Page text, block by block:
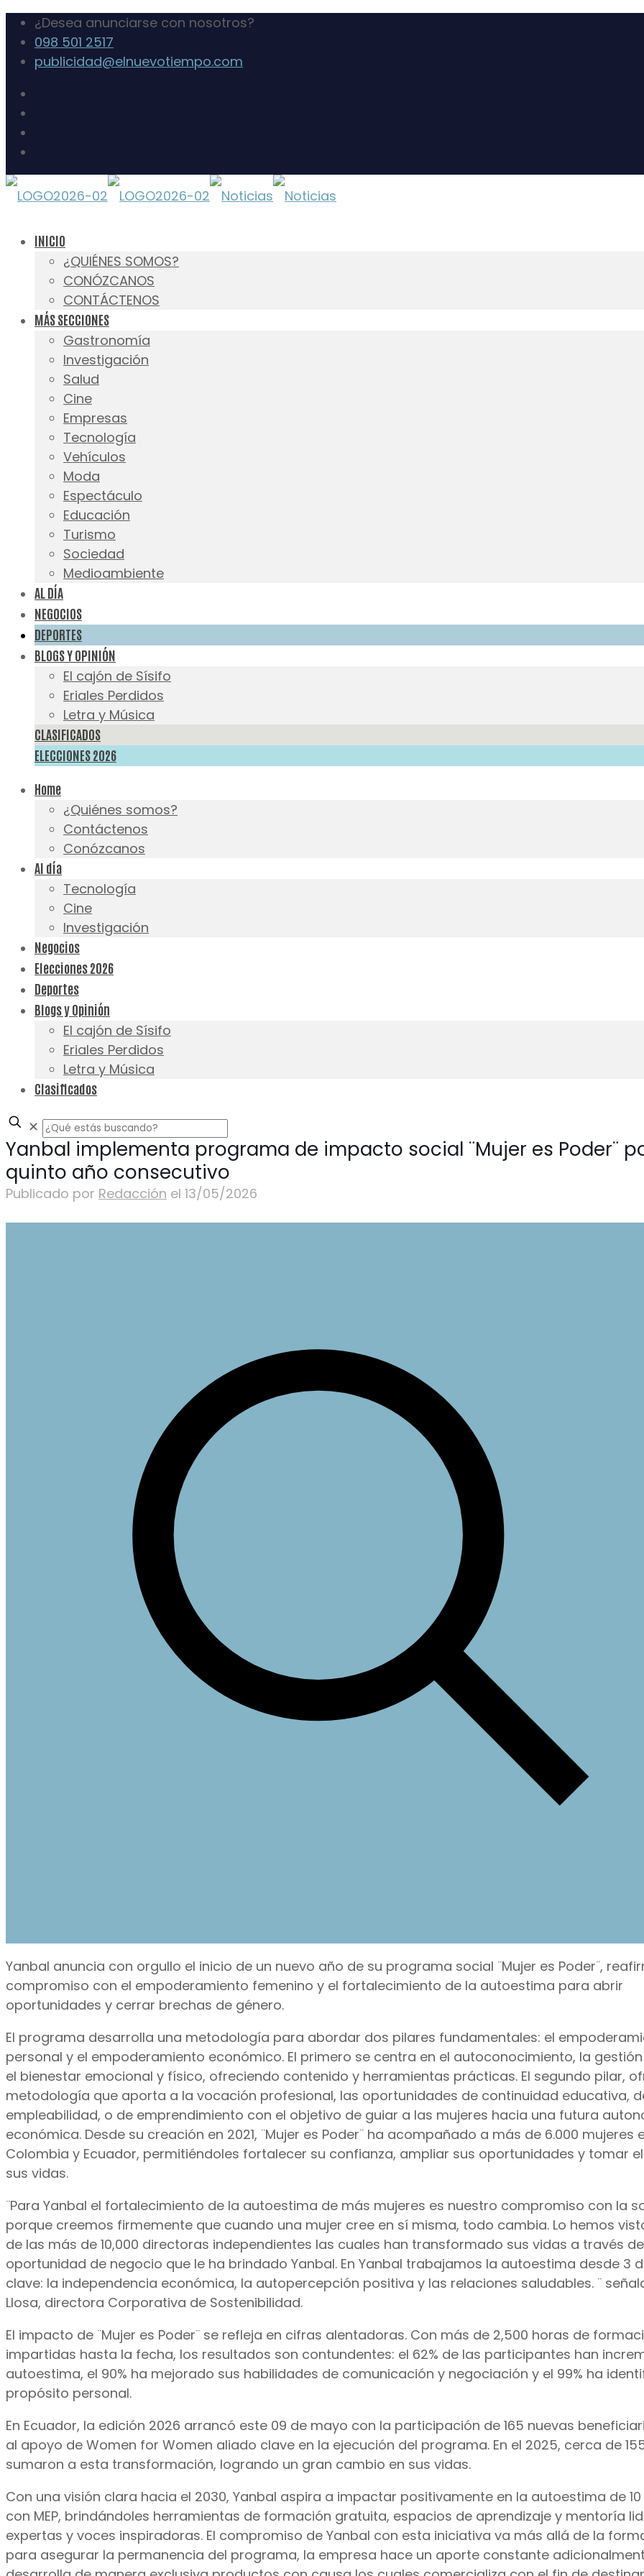
¿Desea anunciarse con nosotros?
098 501 2517
publicidad@elnuevotiempo.com
INICIO
¿QUIÉNES SOMOS?
CONÓZCANOS
CONTÁCTENOS
MÁS SECCIONES
Gastronomía
Investigación
Salud
Cine
Empresas
Tecnología
Vehículos
Moda
Espectáculo
Educación
Turismo
Sociedad
Medioambiente
AL DÍA
NEGOCIOS
DEPORTES
BLOGS Y OPINIÓN
El cajón de Sísifo
Eriales Perdidos
Letra y Música
CLASIFICADOS
ELECCIONES 2026
Home
¿Quiénes somos?
Contáctenos
Conózcanos
Al día
Tecnología
Cine
Investigación
Negocios
Elecciones 2026
Deportes
Blogs y Opinión
El cajón de Sísifo
Eriales Perdidos
Letra y Música
Clasificados
✕
Yanbal implementa programa de impacto social ¨Mujer es Poder¨
quinto año consecutivo
Publicado por Redacción el 13/05/2026
Yanbal anuncia con orgullo el inicio de un nuevo año de su programa social ¨Mujer es Poder¨,
compromiso con el empoderamiento femenino y el fortalecimiento de la autoestima para abrir
oportunidades y cerrar brechas de género.
El programa desarrolla una metodología para abordar dos pilares fundamentales: el
personal y el empoderamiento económico. El primero se centra en el autoconocimiento, la
el bienestar emocional y físico, ofreciendo contenido y herramientas prácticas. El segundo pilar,
metodología que aporta a la vocación profesional, las oportunidades de continuidad educativa,
empleabilidad, o de emprendimiento con el objetivo de guiar a las mujeres hacia una futura
económica. Desde su creación en 2021, ¨Mujer es Poder¨ ha acompañado a más de 6.000 mujeres
Colombia y Ecuador, permitiéndoles fortalecer su confianza, ampliar sus oportunidades y tomar
sus vidas.
¨Para Yanbal el fortalecimiento de la autoestima de más mujeres es nuestro compromiso con la
porque creemos firmemente que cuando una mujer cree en sí misma, todo cambia. Lo hemos
de las más de 10,000 directoras independientes las cuales han transformado sus vidas a través
oportunidad de negocio que le ha brindado Yanbal. En Yanbal trabajamos la autoestima desde 3
clave: la independencia económica, la autopercepción positiva y las relaciones saludables. ¨
Llosa, directora Corporativa de Sostenibilidad.
El impacto de ¨Mujer es Poder¨ se refleja en cifras alentadoras. Con más de 2,500 horas de
impartidas hasta la fecha, los resultados son contundentes: el 62% de las participantes han
autoestima, el 90% ha mejorado sus habilidades de comunicación y negociación y el 99% ha
propósito personal.
En Ecuador, la edición 2026 arrancó este 09 de mayo con la participación de 165 nuevas
al apoyo de Women for Women aliado clave en la ejecución del programa. En el 2025, cerca de
sumaron a esta transformación, logrando un gran cambio en sus vidas.
Con una visión clara hacia el 2030, Yanbal aspira a impactar positivamente en la autoestima de
con MEP, brindándoles herramientas de formación gratuita, espacios de aprendizaje y mentoría
expertas y voces inspiradoras. El compromiso de Yanbal con esta iniciativa va más allá de la
para asegurar la permanencia del programa, la empresa hace un aporte constante